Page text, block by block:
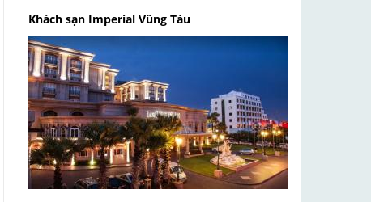
Khách sạn Imperial Vũng Tàu